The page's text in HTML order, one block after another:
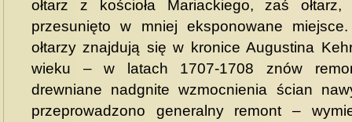
ołtarz z kościoła Mariackiego, zaś ołtarz,
przesunięto w mniej eksponowane
ołtarzy znajdują się w kronice Augustina
wieku – w latach 1707-1708 znów
drewniane nadgnite wzmocnienia ścian
przeprowadzono generalny remont –